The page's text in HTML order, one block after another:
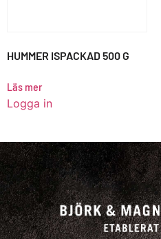
HUMMER ISPACKAD 500 G
Läs mer
Logga in